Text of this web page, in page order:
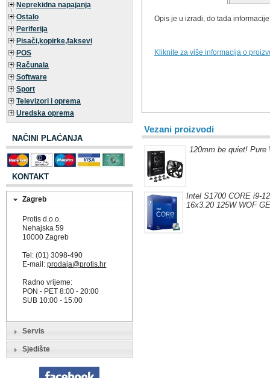
Neprekidna napajanja
Ostalo
Periferija
Pisači,kopirke,faksevi
POS
Računala
Software
Sport
Televizori i oprema
Uredska oprema
NAČINI PLAĆANJA
KONTAKT
Zagreb
Protis d.o.o.
Nehajska 59
10000 Zagreb
Tel: (01) 3098-490
E-mail:prodaja@protis.hr
Radno vrijeme:
PON - PET 8:00 - 20:00
SUB 10:00 - 15:00
Servis
Sjedište
Opis je u izradi, do tada
Kliknite za više informacija o
Vezani proizvodi
120mm be quiet! Pure
Intel S1700 CORE i9-
16x3.20 125W WOF